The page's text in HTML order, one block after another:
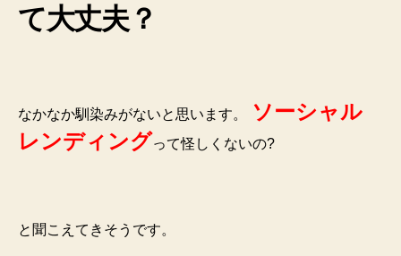
て大丈夫？
なかなか馴染みがないと思います。
ソーシャル
レンディングって怪しくないの?
と聞こえてきそうです。